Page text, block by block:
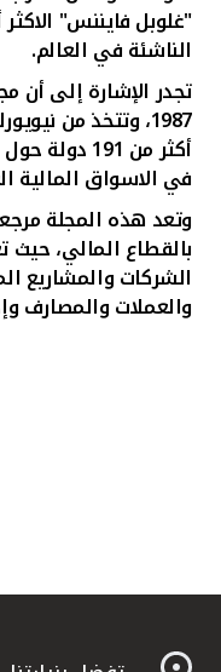
"غلوبل فايننس"
الناشئة في العالم.
تجدر الإشارة إلى أن
1987، وتتخذ من
في الاسواق المالية
وتعد هذه المجلة
بالقطاع المالي،
الشركات والمشاريع
والعملات والمصارف